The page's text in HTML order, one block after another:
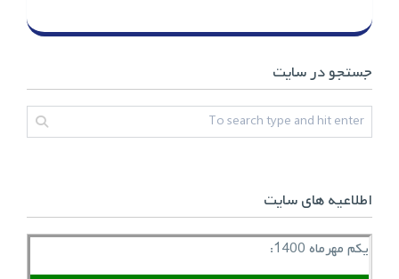
جستجو در سایت
اطلاعیه های سایت
یکم مهرماه 1400: